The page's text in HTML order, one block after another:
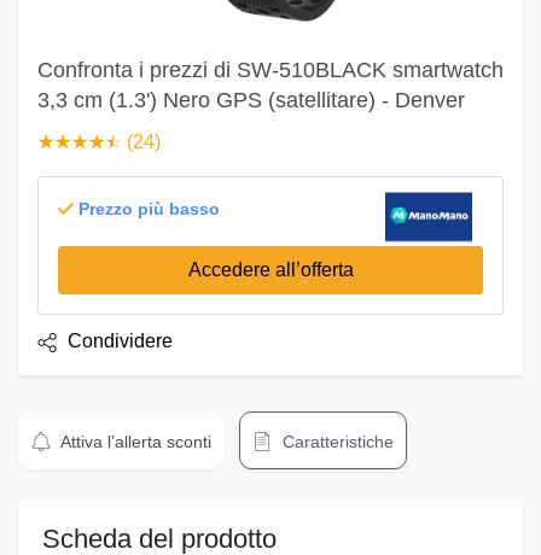
Confronta i prezzi di SW-510BLACK smartwatch
3,3 cm (1.3') Nero GPS (satellitare) - Denver
☆☆☆☆☆
★★★★★ (24)
Prezzo più basso
Accedere all’offerta
Condividere
Attiva l’allerta sconti Caratteristiche
Scheda del prodotto